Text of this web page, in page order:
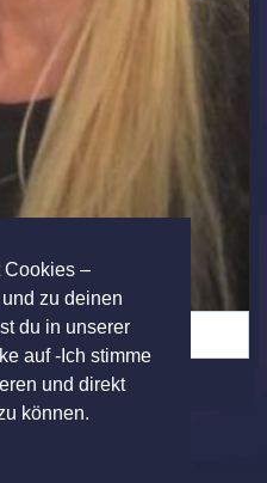
Cookies –
zu deinen
du in unserer
auf -Ich stimme
und direkt
können.